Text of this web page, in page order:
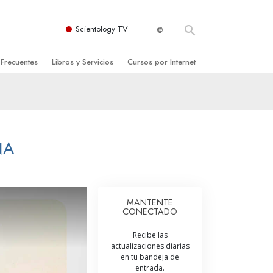
Scientology TV
de Scientology
Libros y Servicios
Introductorias
Iniciales
Cursos por Internet
Ayudas para Enfermedades y Lesiones
La Integridad y la Honestidad
La Escala Tonal Emocional
MANTENTE
CONECTADO
Recibe las
actualizaciones diarias
en tu bandeja de
entrada.